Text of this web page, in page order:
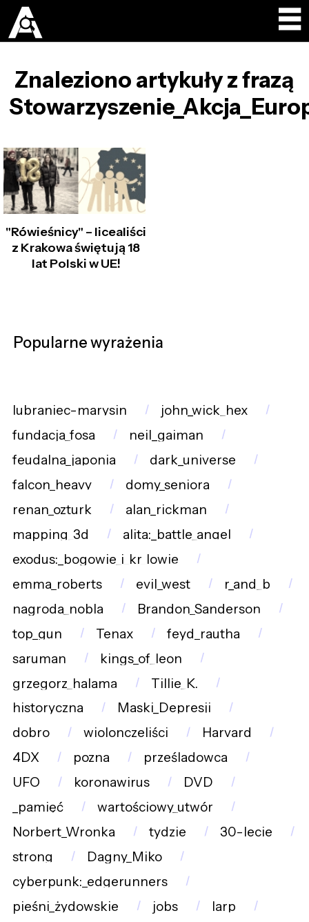
Znaleziono artykuły z frazą
"Rówieśnicy" – licealiści
z Krakowa świętują 18
lat Polski w UE!
Popularne wyrażenia
lubraniec-marysin
john_wick_hex
fundacja_fosa
neil_gaiman
feudalna_japonia
dark_universe
falcon_heavy
domy_seniora
renan_ozturk
alan_rickman
mapping_3d
alita:_battle_angel
exodus:_bogowie_i_kr_lowie
emma_roberts
evil_west
r_and_b
nagroda_nobla
Brandon_Sanderson
top_gun
Tenax
feyd_rautha
saruman
kings_of_leon
grzegorz_halama
Tillie_K.
historyczna
Maski_Depresji
dobro
wiolonczeliści
Harvard
4DX
pozna
prześladowca
UFO
koronawirus
DVD
_pamięć
wartościowy_utwór
Norbert_Wronka
tydzie
30-lecie
strong
Dagny_Miko
cyberpunk:_edgerunners
pieśni_żydowskie
jobs
larp